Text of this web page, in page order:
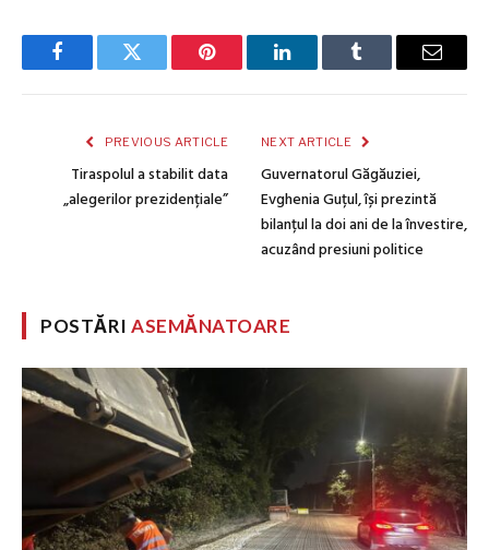
FacebookTwitter Pinterest LinkedInTumblr Email
PREVIOUS ARTICLE
Tiraspolul a stabilit data
„alegerilor prezidențiale”
NEXT ARTICLE
Guvernatorul Găgăuziei,
Evghenia Guțul, își prezintă
bilanțul la doi ani de la învestire,
acuzând presiuni politice
POSTĂRIASEMĂNATOARE